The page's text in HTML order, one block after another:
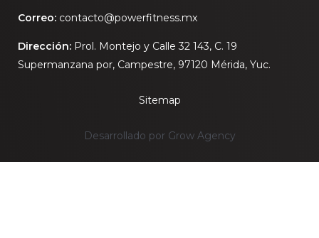
Correo: contacto@powerfitness.mx
Dirección: Prol. Montejo y Calle 32 143, C. 19
Supermanzana por, Campestre, 97120 Mérida, Yuc.
Sitemap
Desarrollado por Grow Agency